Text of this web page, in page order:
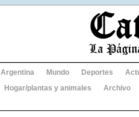
Argentina Mundo Deportes
Hogar/plantas y animales Archivo